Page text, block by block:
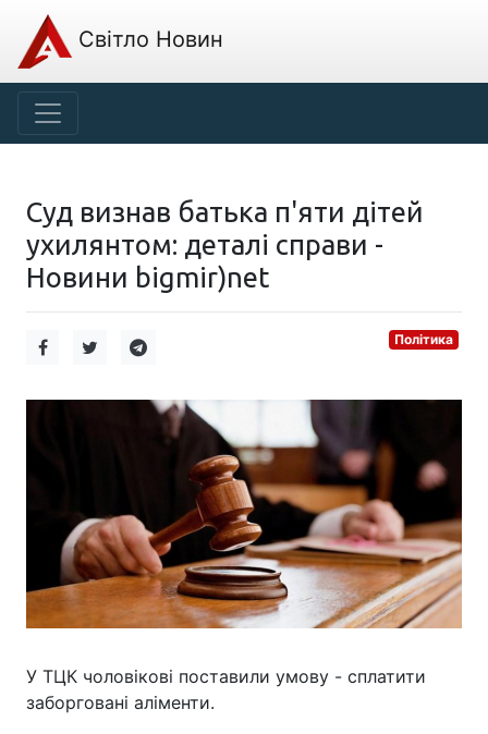
Світло Новин
Суд визнав батька п'яти дітей
ухилянтом: деталі справи -
Новини bigmir)net
Політика
У ТЦК чоловікові поставили умову - сплатити
заборговані аліменти.